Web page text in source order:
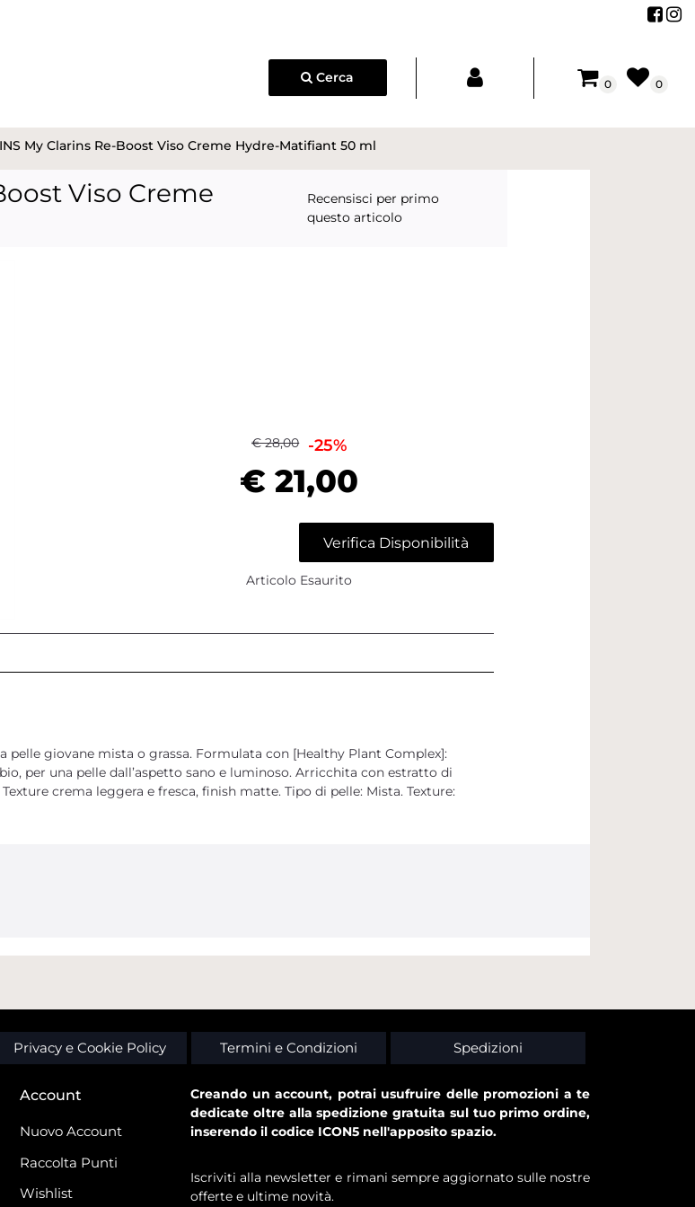
Cerca 0 0
My Clarins Re-Boost Viso Creme Hydre-Matifiant 50 ml
Viso Creme
Recensisci per primo
questo articolo
€ 28,00 -25%
€ 21,00
Verifica Disponibilità
Articolo Esaurito
pelle giovane mista o grassa. Formulata con [Healthy Plant Complex]:
per una pelle dall’aspetto sano e luminoso. Arricchita con estratto di
crema leggera e fresca, finish matte. Tipo di pelle: Mista. Texture:
Privacy e Cookie Policy Termini e Condizioni Spedizioni
Account
Nuovo Account
Raccolta Punti
Wishlist
Creando un account, potrai usufruire delle promozioni a te
dedicate oltre alla spedizione gratuita sul tuo primo ordine,
inserendo il codice ICON5 nell'apposito spazio.
Iscriviti alla newsletter e rimani sempre aggiornato sulle nostre
offerte e ultime novità.